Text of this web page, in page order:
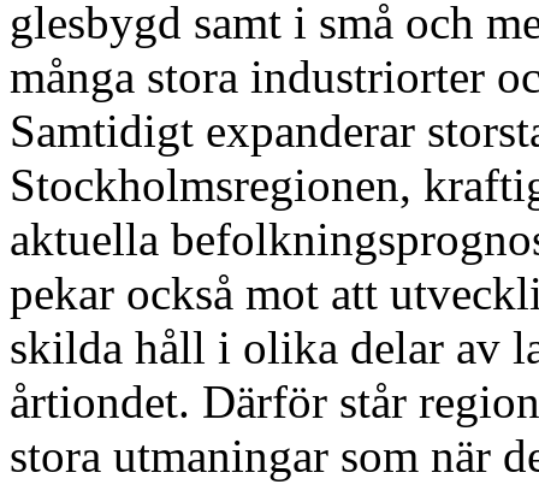
glesbygd samt i små och
många stora industriorter
Samtidigt expanderar
Stockholmsregionen,
aktuella
pekar också mot att
skilda håll i olika delar av
årtiondet. Därför står
stora utmaningar som när